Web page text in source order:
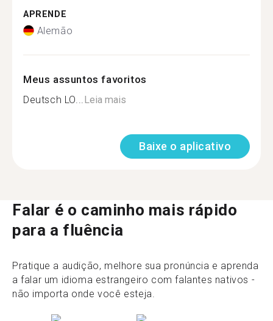
APRENDE
Alemão
Meus assuntos favoritos
Deutsch LO... Leia mais
Baixe o aplicativo
Falar é o caminho mais rápido
para a fluência
Pratique a audição, melhore sua pronúncia e aprenda
a falar um idioma estrangeiro com falantes nativos -
não importa onde você esteja.